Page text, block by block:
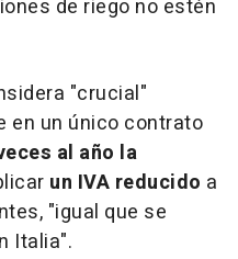
de riego no estén
"crucial"
en un único contrato
al año la
un IVA reducido a
"igual que se
Italia".